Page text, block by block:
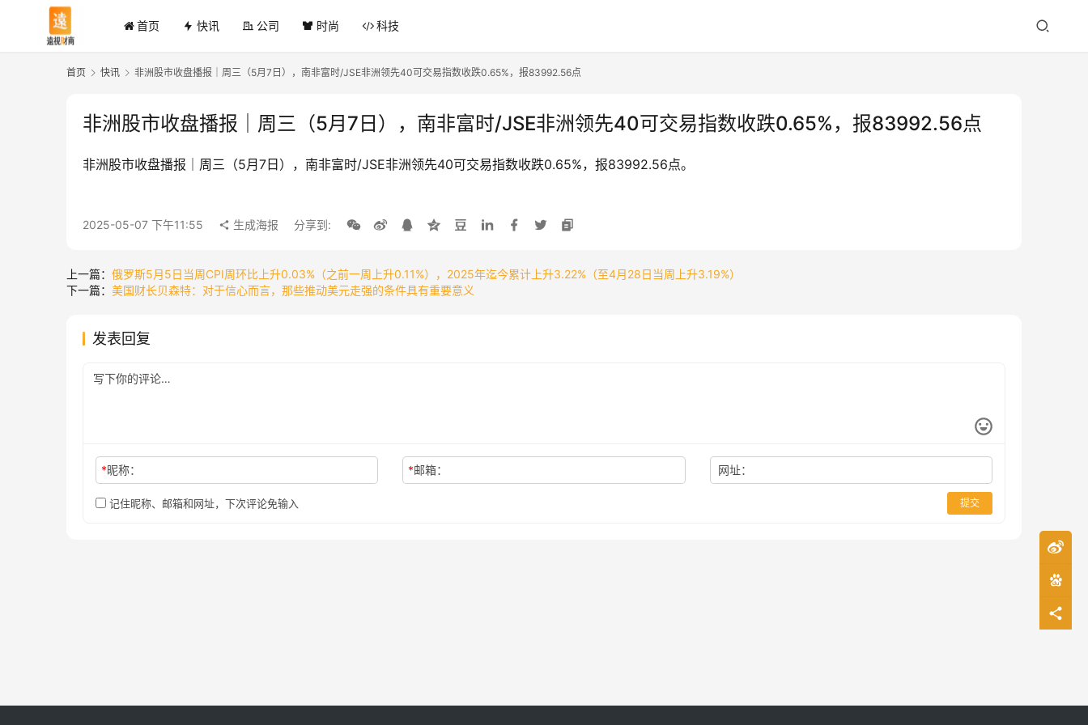
首页 快讯 公司 时尚 科技
首页 快讯 非洲股市收盘播报｜周三（5月7日），南非富时/JSE非洲领先40可交易指数收跌0.65%，报83992.56点
非洲股市收盘播报｜周三（5月7日），南非富时/JSE非洲领先40可交易指数收跌0.65%，报83992.56点
非洲股市收盘播报｜周三（5月7日），南非富时/JSE非洲领先40可交易指数收跌0.65%，报83992.56点。
2025-05-07 下午11:55 生成海报 分享到:
上一篇： 俄罗斯5月5日当周CPI周环比上升0.03%（之前一周上升0.11%），2025年迄今累计上升3.22%（至4月28日当周上升3.19%）
下一篇： 美国财长贝森特：对于信心而言，那些推动美元走强的条件具有重要意义
发表回复
*昵称： *邮箱： 网址：
记住昵称、邮箱和网址，下次评论免输入 提交